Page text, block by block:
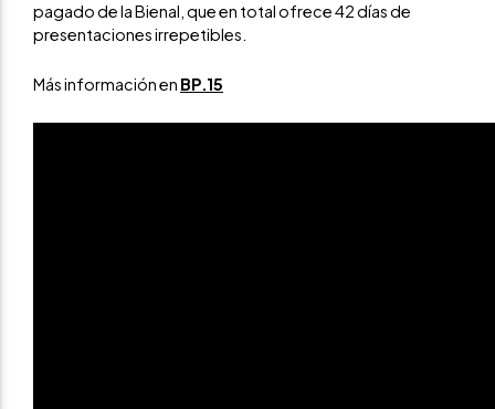
pagado de la Bienal, que en total ofrece 42 días de
presentaciones irrepetibles.
Más información en BP.15